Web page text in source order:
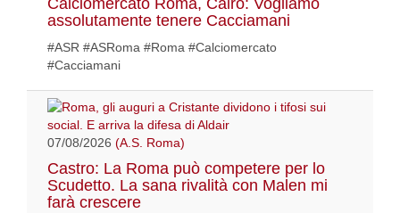
Calciomercato Roma, Cairo: Vogliamo
assolutamente tenere Cacciamani
#ASR #ASRoma #Roma #Calciomercato
#Cacciamani
07/08/2026 (A.S. Roma)
Castro: La Roma può competere per lo
Scudetto. La sana rivalità con Malen mi
farà crescere